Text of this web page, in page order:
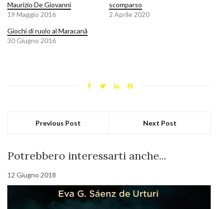
Maurizio De Giovanni
19 Maggio 2016
scomparso
2 Aprile 2020
Giochi di ruolo al Maracanã
30 Giugno 2016
Previous Post Next Post
Potrebbero interessarti anche...
12 Giugno 2018